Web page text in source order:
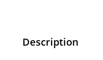
Description